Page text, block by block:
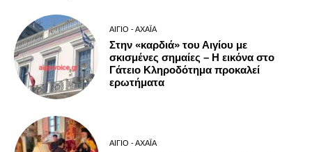
ΑΊΓΙΟ - ΑΧΑΪ́Α
Στην «καρδιά» του Αιγίου με
σκισμένες σημαίες – Η εικόνα στο
Γάτειο Κληροδότημα προκαλεί
ερωτήματα
ΑΊΓΙΟ - ΑΧΑΪ́Α